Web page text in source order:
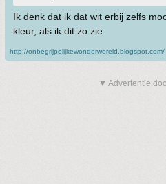
Ik denk dat ik dat wit erbij zelfs
kleur, als ik dit zo zie
http://onbegrijpelijkewonderwereld.blogspot.com/
▼ Advertentie